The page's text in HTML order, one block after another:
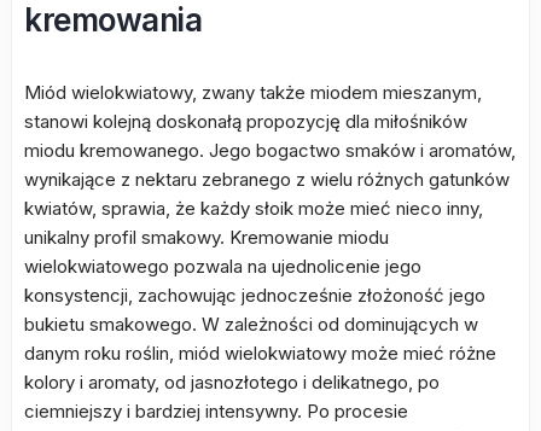
kremowania
Miód wielokwiatowy, zwany także miodem mieszanym,
stanowi kolejną doskonałą propozycję dla miłośników
miodu kremowanego. Jego bogactwo smaków i aromatów,
wynikające z nektaru zebranego z wielu różnych gatunków
kwiatów, sprawia, że każdy słoik może mieć nieco inny,
unikalny profil smakowy. Kremowanie miodu
wielokwiatowego pozwala na ujednolicenie jego
konsystencji, zachowując jednocześnie złożoność jego
bukietu smakowego. W zależności od dominujących w
danym roku roślin, miód wielokwiatowy może mieć różne
kolory i aromaty, od jasnozłotego i delikatnego, po
ciemniejszy i bardziej intensywny. Po procesie